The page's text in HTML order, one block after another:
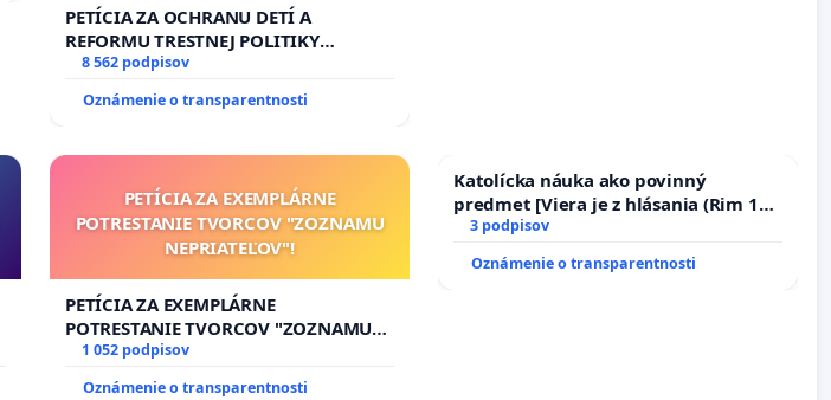
PETÍCIA ZA OCHRANU DETÍ A
REFORMU TRESTNEJ POLITIKY
#STOPPDFL
8 562 podpisov
Oznámenie o transparentnosti
PETÍCIA ZA EXEMPLÁRNE
POTRESTANIE TVORCOV "ZOZNAMU
NEPRIATEĽOV"!
PETÍCIA ZA EXEMPLÁRNE
POTRESTANIE TVORCOV "ZOZNAMU
NEPRIATEĽOV"!
1 052 podpisov
Oznámenie o transparentnosti
Katolícka náuka ako povinný
predmet [Viera je z hlásania (Rim 10,
17)]
3 podpisov
Oznámenie o transparentnosti